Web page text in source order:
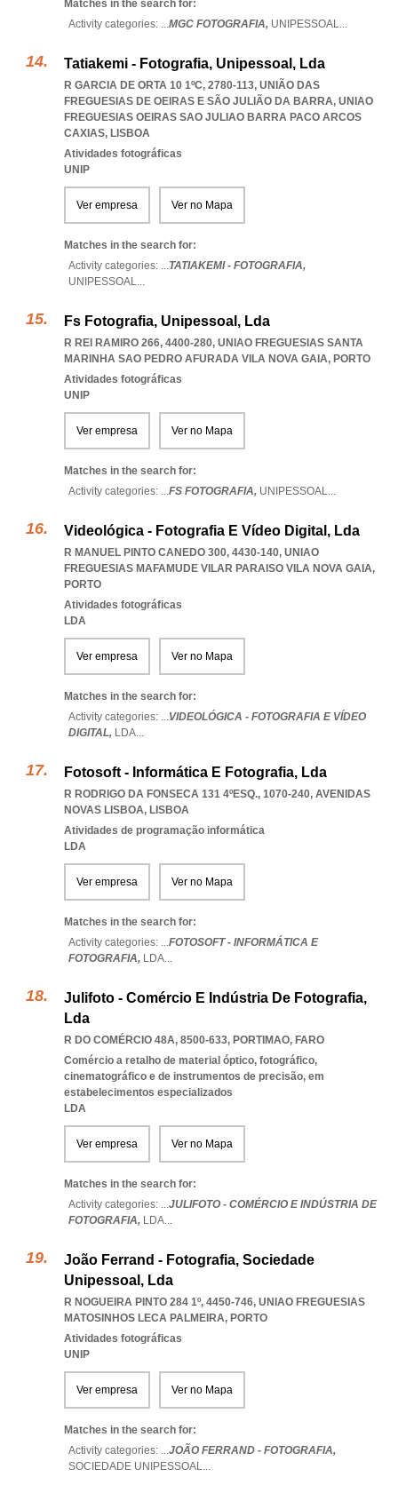
Matches in the search for:
Activity categories: ...MGC FOTOGRAFIA, UNIPESSOAL...
Tatiakemi - Fotografia, Unipessoal, Lda
R GARCIA DE ORTA 10 1ºC, 2780-113, UNIÃO DAS
FREGUESIAS DE OEIRAS E SÃO JULIÃO DA BARRA, UNIAO
FREGUESIAS OEIRAS SAO JULIAO BARRA PACO ARCOS
CAXIAS, LISBOA
Atividades fotográficas
UNIP
Ver empresa Ver no Mapa
Matches in the search for:
Activity categories: ...TATIAKEMI - FOTOGRAFIA,
UNIPESSOAL...
Fs Fotografia, Unipessoal, Lda
R REI RAMIRO 266, 4400-280, UNIAO FREGUESIAS SANTA
MARINHA SAO PEDRO AFURADA VILA NOVA GAIA, PORTO
Atividades fotográficas
UNIP
Ver empresa Ver no Mapa
Matches in the search for:
Activity categories: ...FS FOTOGRAFIA, UNIPESSOAL...
Videológica - Fotografia E Vídeo Digital, Lda
R MANUEL PINTO CANEDO 300, 4430-140, UNIAO
FREGUESIAS MAFAMUDE VILAR PARAISO VILA NOVA GAIA,
PORTO
Atividades fotográficas
LDA
Ver empresa Ver no Mapa
Matches in the search for:
Activity categories: ...VIDEOLÓGICA - FOTOGRAFIA E VÍDEO
DIGITAL, LDA...
Fotosoft - Informática E Fotografia, Lda
R RODRIGO DA FONSECA 131 4ºESQ., 1070-240, AVENIDAS
NOVAS LISBOA, LISBOA
Atividades de programação informática
LDA
Ver empresa Ver no Mapa
Matches in the search for:
Activity categories: ...FOTOSOFT - INFORMÁTICA E
FOTOGRAFIA, LDA...
Julifoto - Comércio E Indústria De Fotografia,
Lda
R DO COMÉRCIO 48A, 8500-633, PORTIMAO, FARO
Comércio a retalho de material óptico, fotográfico,
cinematográfico e de instrumentos de precisão, em
estabelecimentos especializados
LDA
Ver empresa Ver no Mapa
Matches in the search for:
Activity categories: ...JULIFOTO - COMÉRCIO E INDÚSTRIA DE
FOTOGRAFIA, LDA...
João Ferrand - Fotografia, Sociedade
Unipessoal, Lda
R NOGUEIRA PINTO 284 1º, 4450-746, UNIAO FREGUESIAS
MATOSINHOS LECA PALMEIRA, PORTO
Atividades fotográficas
UNIP
Ver empresa Ver no Mapa
Matches in the search for:
Activity categories: ...JOÃO FERRAND - FOTOGRAFIA,
SOCIEDADE UNIPESSOAL...